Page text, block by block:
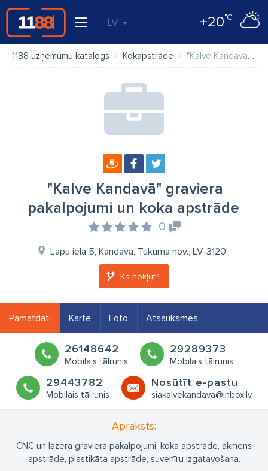
LV +20°C
1188 uzņēmumu katalogs Kokapstrāde "Kalve Kandavā" graviera pakalpojumi un koka apstrāde
"Kalve Kandavā" graviera
pakalpojumi un koka apstrāde
0
Lapu iela 5, Kandava, Tukuma nov., LV-3120
Kā nokļūt?
Pamatdati Karte Foto Atsauksmes
26148642
Mobilais tālrunis
29289373
Mobilais tālrunis
29443782
Mobilais tālrunis
Nosūtīt e-pastu
siakalvekandava@inbox.lv
Apraksts:
CNC un lāzera graviera pakalpojumi, koka apstrāde, akmens
apstrāde, plastikāta apstrāde, suvenīru izgatavošana.